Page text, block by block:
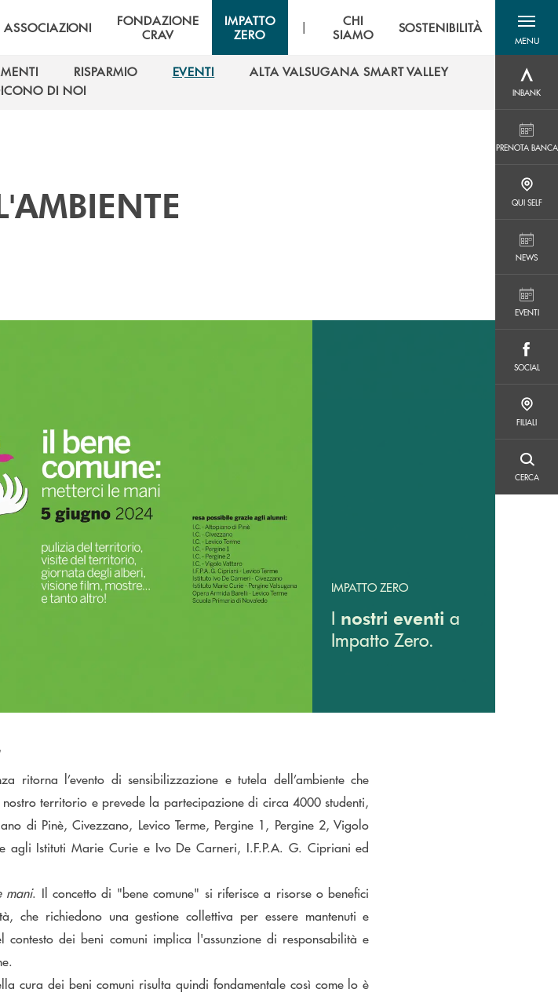
ASSOCIAZIONI
FONDAZIONE
CRAV
IMPATTO
ZERO
|
CHI
SIAMO
SOSTENIBILITÀ
MENU
menu
INBANK
INBANK
PRENOTA BANCA
QUI SELF
NEWS
EVENTI
SOCIAL
FILIALI
CERCA
RISPARMIO
RISPARMIO
EVENTI
ALTA VALSUGANA SMART VALLEY
DI NOI
IMPATTO ZERO
I nostri eventi a
Impatto Zero.
ritorna l’evento di sensibilizzazione e tutela dell’ambiente che
territorio e prevede la partecipazione di circa 4000 studenti,
di Pinè, Civezzano, Levico Terme, Pergine 1, Pergine 2, Vigolo
agli Istituti Marie Curie e Ivo De Carneri, I.F.P.A. G. Cipriani ed
mani. Il concetto di "bene comune" si riferisce a risorse o benefici
che richiedono una gestione collettiva per essere mantenuti e
dei beni comuni implica l'assunzione di responsabilità e
cura dei beni comuni risulta quindi fondamentale così come lo è